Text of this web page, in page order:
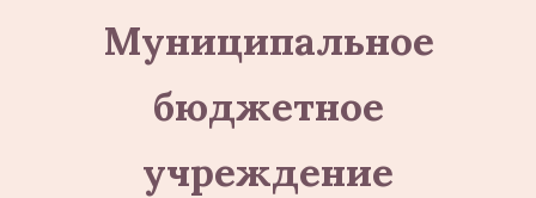
Муниципальное
бюджетное
учреждение